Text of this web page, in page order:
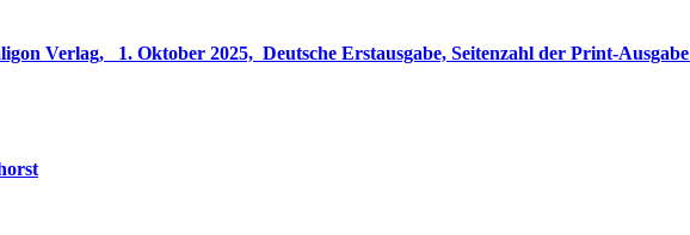
2025, ‎ Deutsche Erstausgabe, Seitenzahl der Print-Ausgabe ‏ : ‎ 848 Seiten, ISBN-13 ‏ : ‎ 978-3764533694, Originaltitel ‏ : ‎ For